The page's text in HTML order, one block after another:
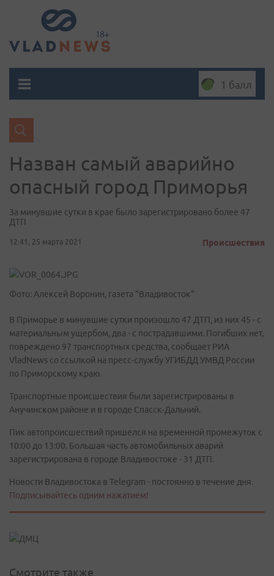
1 балл
Назван самый аварийно
опасный город Приморья
За минувшие сутки в крае было зарегистрировано более 47
ДТП
12:41, 25 марта 2021 Происшествия
Фото: Алексей Воронин, газета "Владивосток"
В Приморье в минувшие сутки произошло 47 ДТП, из них 45 - с
материальным ущербом, два - с пострадавшими. Погибших нет,
повреждено 97 транспортных средства, сообщает РИА
VladNews со ссылкой на пресс-службу УГИБДД УМВД России
по Приморскому краю.
Транспортные происшествия были зарегистрированы в
Анучинском районе и в городе Спасск-Дальний.
Пик автопроисшествий пришелся на временной промежуток с
10:00 до 13:00. Большая часть автомобильных аварий
зарегистрирована в городе Владивостоке - 31 ДТП.
Новости Владивостока в Telegram - постоянно в течение дня.
Подписывайтесь одним нажатием!
Смотрите также